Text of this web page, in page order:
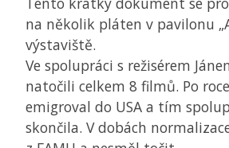
na několik pláten v pavilonu
výstaviště.
Ve spolupráci s režisérem
natočili celkem 8 filmů. Po
emigroval do USA a tím
skončila. V dobách